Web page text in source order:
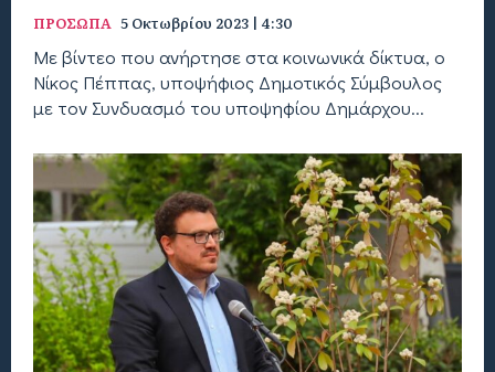
ΠΡΟΣΩΠΑ 5 Οκτωβρίου 2023 | 4:30
Με βίντεο που ανήρτησε στα κοινωνικά δίκτυα, ο
Νίκος Πέππας, υποψήφιος Δημοτικός Σύμβουλος
με τον Συνδυασμό του υποψηφίου Δημάρχου...